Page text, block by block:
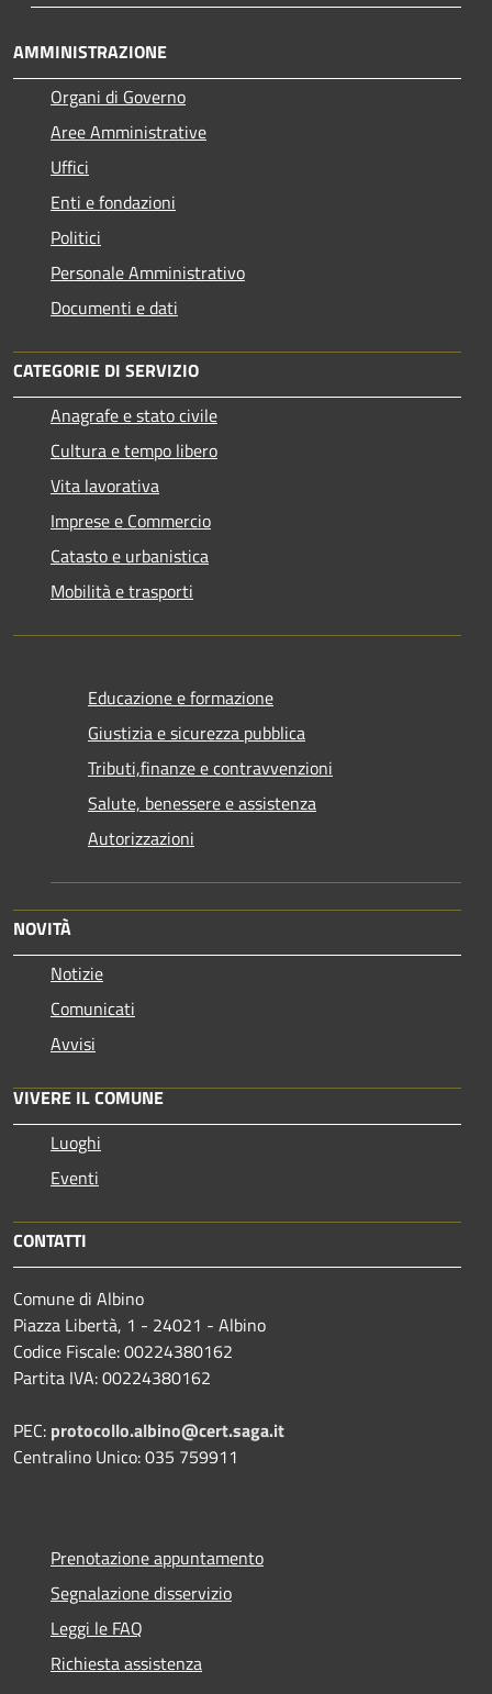
AMMINISTRAZIONE
Organi di Governo
Aree Amministrative
Uffici
Enti e fondazioni
Politici
Personale Amministrativo
Documenti e dati
CATEGORIE DI SERVIZIO
Anagrafe e stato civile
Cultura e tempo libero
Vita lavorativa
Imprese e Commercio
Catasto e urbanistica
Mobilità e trasporti
Educazione e formazione
Giustizia e sicurezza pubblica
Tributi,finanze e contravvenzioni
Salute, benessere e assistenza
Autorizzazioni
NOVITÀ
Notizie
Comunicati
Avvisi
VIVERE IL COMUNE
Luoghi
Eventi
CONTATTI
Comune di Albino
Piazza Libertà, 1 - 24021 - Albino
Codice Fiscale: 00224380162
Partita IVA: 00224380162
PEC: protocollo.albino@cert.saga.it
Centralino Unico: 035 759911
Prenotazione appuntamento
Segnalazione disservizio
Leggi le FAQ
Richiesta assistenza